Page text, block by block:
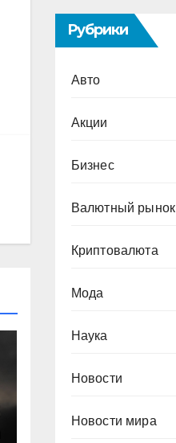
Рубрики
Авто
Акции
Бизнес
Валютный рынок
Криптовалюта
Мода
Наука
Новости
Новости мира